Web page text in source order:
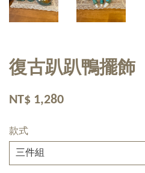
復古趴趴鴨擺飾
NT$ 1,280
款式